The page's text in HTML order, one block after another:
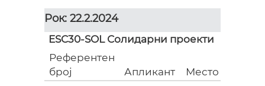
Рок: 22.2.2024
ESC30-SOL Солидарни проекти
Референтен
број
Апликант Место